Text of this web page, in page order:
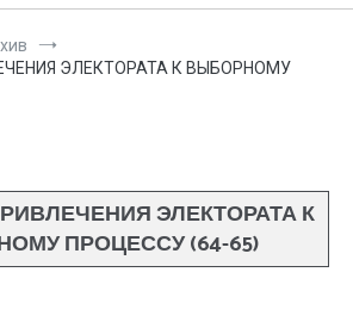
ЭЛЕКТОРАТА К ВЫБОРНОМУ
ЭЛЕКТОРАТА К
ПРОЦЕССУ (64-65)